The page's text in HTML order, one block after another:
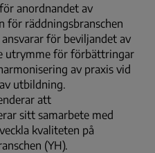
anordnandet av
för räddningsbranschen
för beviljandet av
utrymme för förbättringar
av praxis vid
utbildning.
att
sitt samarbete med
kvaliteten på
(YH).